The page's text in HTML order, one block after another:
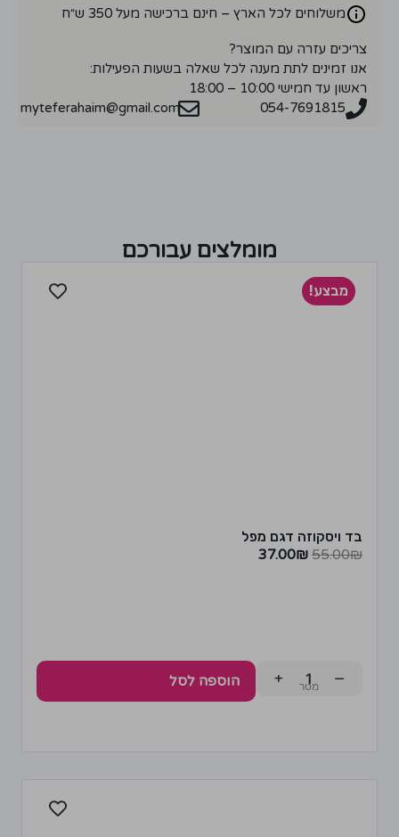
משלוחים לכל הארץ – חינם ברכישה מעל 350 ש״ח
צריכים עזרה עם המוצר?
אנו זמינים לתת מענה לכל שאלה בשעות הפעילות:
ראשון עד חמישי 10:00 – 18:00
054-7691815
myteferahaim@gmail.com
מומלצים עבורכם
מבצע!
בד ויסקוזה דגם מפל
55.00₪
37.00₪
−
+ הוספה לסל